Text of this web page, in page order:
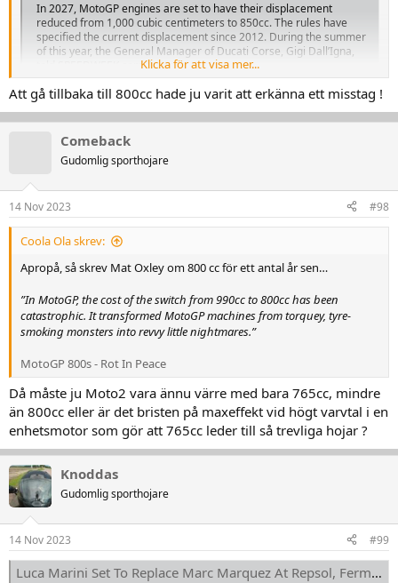
In 2027, MotoGP engines are set to have their displacement
reduced from 1,000 cubic centimeters to 850cc. The rules have
specified the current displacement since 2012. During the summer
of this year, the General Manager of Ducati Corse, Gigi Dall’Igna,
told SPEEDWEEK.com that only two...
motorcyclesports.net
Klicka för att visa mer...
Att gå tillbaka till 800cc hade ju varit att erkänna ett misstag !
Comeback
Gudomlig sporthojare
14 Nov 2023 #98
Coola Ola skrev:
Apropå, så skrev Mat Oxley om 800 cc för ett antal år sen…
”In MotoGP, the cost of the switch from 990cc to 800cc has been
catastrophic. It transformed MotoGP machines from torquey, tyre-
smoking monsters into revvy little nightmares.”
MotoGP 800s - Rot In Peace
Då måste ju Moto2 vara ännu värre med bara 765cc, mindre
än 800cc eller är det bristen på maxeffekt vid högt varvtal i en
enhetsmotor som gör att 765cc leder till så trevliga hojar ?
Knoddas
Gudomlig sporthojare
14 Nov 2023 #99
Luca Marini Set To Replace Marc Marquez At Repsol, Fermin Aldeguer To Mooney VR46 | MotoMatters.com | Kropotkin Thinks